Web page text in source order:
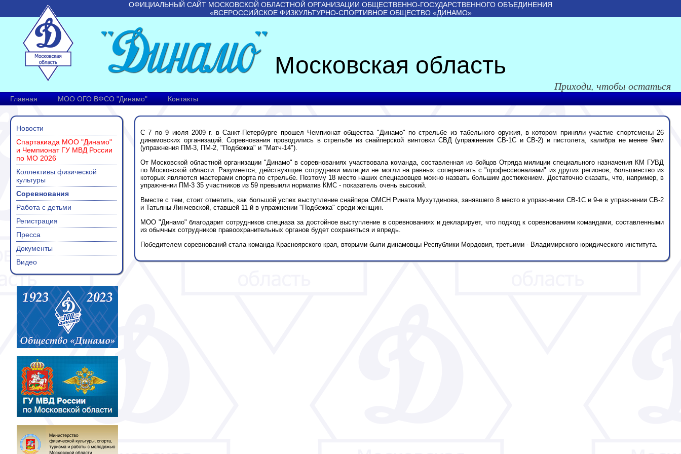
ОФИЦИАЛЬНЫЙ САЙТ МОСКОВСКОЙ ОБЛАСТНОЙ ОРГАНИЗАЦИИ ОБЩЕСТВЕННО-ГОСУДАРСТВЕННОГО ОБЪЕДИНЕНИЯ
«ВСЕРОССИЙСКОЕ ФИЗКУЛЬТУРНО-СПОРТИВНОЕ ОБЩЕСТВО «ДИНАМО»
Московская область
Приходи, чтобы остаться
Главная МОО ОГО ВФСО "Динамо" Контакты
Новости
Спартакиада МОО "Динамо"
и Чемпионат ГУ МВД России
по МО 2026
Коллективы физической
культуры
Соревнования
Работа с детьми
Регистрация
Пресса
Документы
Видео
С 7 по 9 июля 2009 г. в Санкт-Петербурге прошел Чемпионат общества "Динамо" по стрельбе из табельного оружия, в котором приняли участие спортсмены 26
динамовских организаций. Соревнования проводились в стрельбе из снайперской винтовки СВД (упражнения СВ-1С и СВ-2) и пистолета, калибра не менее 9мм
(упражнения ПМ-3, ПМ-2, "Подбежка" и "Матч-14").
От Московской областной организации "Динамо" в соревнованиях участвовала команда, составленная из бойцов Отряда милиции специального назначения КМ ГУВД
по Московской области. Разумеется, действующие сотрудники милиции не могли на равных соперничать с "профессионалами" из других регионов, большинство из
которых являются мастерами спорта по стрельбе. Поэтому 18 место наших спецназовцев можно назвать большим достижением. Достаточно сказать, что, например, в
упражнении ПМ-3 35 участников из 59 превыили норматив КМС - показатель очень высокий.
Вместе с тем, стоит отметить, как большой успех выступление снайпера ОМСН Рината Мухутдинова, занявшего 8 место в упражнении СВ-1С и 9-е в упражнении СВ-2
и Татьяны Линчевской, ставшей 11-й в упражнении "Подбежка" среди женщин.
МОО "Динамо" благодарит сотрудников спецназа за достойное выступление в соревнованиях и декларирует, что подход к соревнованиям командами, составленными
из обычных сотрудников правоохранительных органов будет сохраняться и впредь.
Победителем соревнований стала команда Красноярского края, вторыми были динамовцы Республики Мордовия, третьими - Владимирского юридического института.